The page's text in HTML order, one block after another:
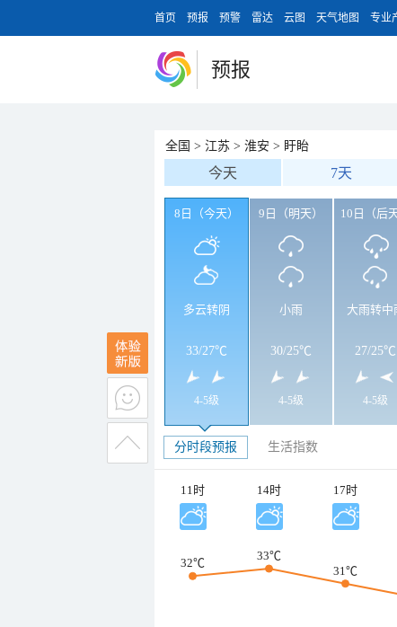
首页 预报 预警 雷达 云图 天气地图 专业
预报
全国 > 江苏 > 淮安 > 盱眙
今天 7天
8日（今天）
多云转阴
33/27℃
4-5级
9日（明天）
小雨
30/25℃
4-5级
10日（后天
大雨转中
27/25℃
4-5级
分时段预报 生活指数
11时 14时 17时
32℃
33℃
31℃